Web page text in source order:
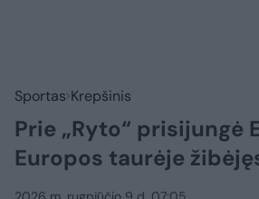
Sportas Krepšinis
Prie „Ryto“ prisijungė
Europos taurėje